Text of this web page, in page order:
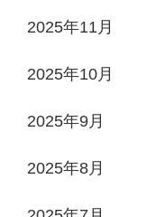
2025年11月
2025年10月
2025年9月
2025年8月